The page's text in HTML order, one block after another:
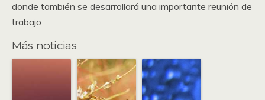
donde también se desarrollará una importante reunión de
trabajo
Más noticias